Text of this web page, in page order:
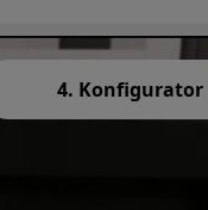
4. Konfigurator